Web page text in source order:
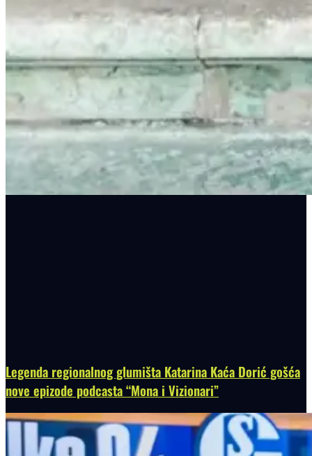
Legenda regionalnog glumišta Katarina Kaća Dorić gošća
nove epizode podcasta “Mona i Vizionari”